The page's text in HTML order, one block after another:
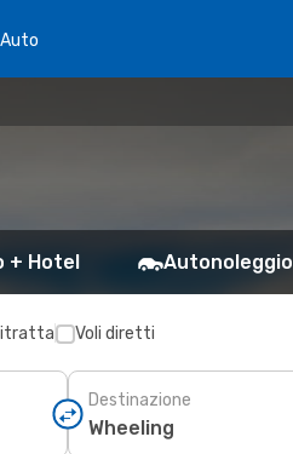
Auto
+ Hotel Autonoleggio
Voli diretti
Destinazione